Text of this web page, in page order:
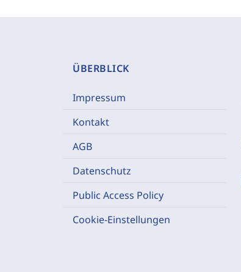
ÜBERBLICK
Impressum
Kontakt
AGB
Datenschutz
Public Access Policy
Cookie-Einstellungen